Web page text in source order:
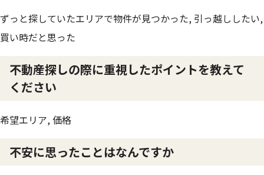
ずっと探していたエリアで物件が見つかった, 引っ越ししたい,
買い時だと思った
不動産探しの際に重視したポイントを教えて
ください
希望エリア, 価格
不安に思ったことはなんですか